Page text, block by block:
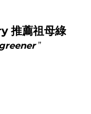
推薦祖母綠
”